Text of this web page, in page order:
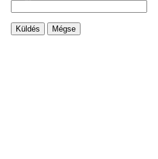
Küldés Mégse